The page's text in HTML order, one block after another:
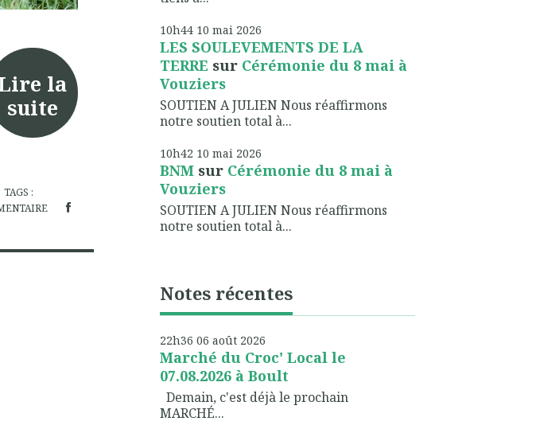
la
suite
TAGS :
10h44 10 mai 2026
LES SOULEVEMENTS DE LA
TERRE sur Cérémonie du 8 mai à
Vouziers
SOUTIEN A JULIEN Nous réaffirmons
notre soutien total à...
10h42 10 mai 2026
BNMsur Cérémonie du 8 mai à
Vouziers
SOUTIEN A JULIEN Nous réaffirmons
notre soutien total à...
Notes récentes
22h36 06 août 2026
Marché du Croc' Local le
07.08.2026 à Boult
Demain, c'est déjà le prochain
MARCHÉ...